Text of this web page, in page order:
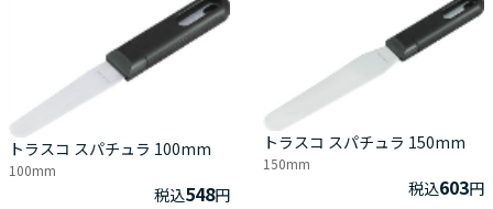
トラスコ スパチュラ 100mm
100mm
税込548円
トラスコ スパチュラ 150mm
150mm
税込603円